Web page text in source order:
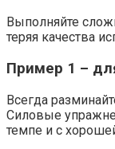
Выполняйте
теряя качества
Пример 1 –
Всегда
Силовые
темпе и с